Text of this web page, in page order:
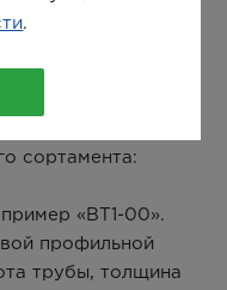
трубы профильной:
сортамента:
«ВТ1-00».
профильной
трубы, толщина
.